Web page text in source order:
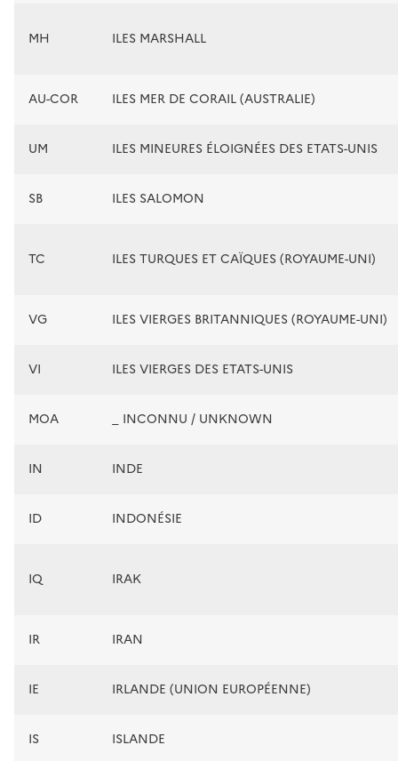
MH ILES MARSHALL
AU-COR ILES MER DE CORAIL (AUSTRALIE)
UM ILES MINEURES ÉLOIGNÉES DES ETATS-UNIS
SB ILES SALOMON
TC ILES TURQUES ET CAÏQUES (ROYAUME-UNI)
VG ILES VIERGES BRITANNIQUES (ROYAUME-UNI)
VI ILES VIERGES DES ETATS-UNIS
MOA _ INCONNU / UNKNOWN
IN INDE
ID INDONÉSIE
IQ IRAK
IR IRAN
IE IRLANDE (UNION EUROPÉENNE)
IS ISLANDE